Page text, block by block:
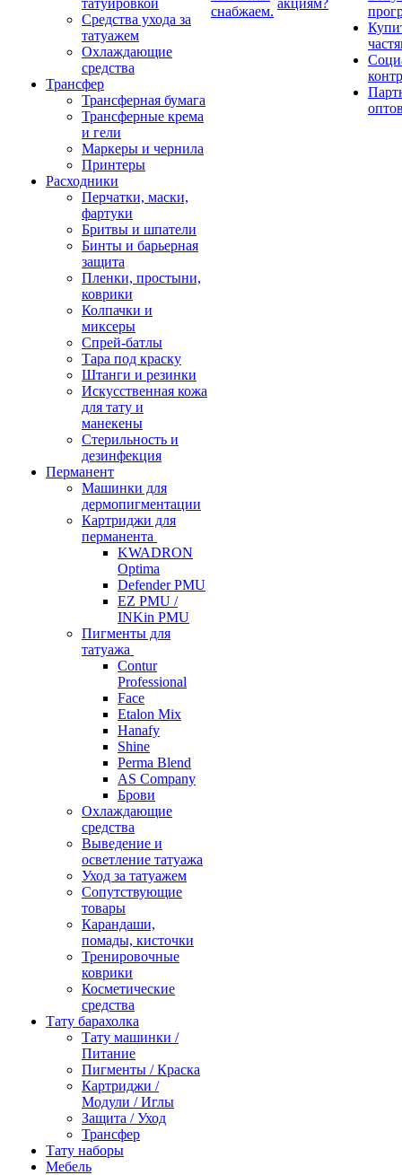
татуировкой
Средства ухода за
татуажем
Охлаждающие
средства
Трансфер
Трансферная бумага
Трансферные крема
и гели
Маркеры и чернила
Принтеры
Расходники
Перчатки, маски,
фартуки
Бритвы и шпатели
Бинты и барьерная
защита
Пленки, простыни,
коврики
Колпачки и
миксеры
Спрей-батлы
Тара под краску
Штанги и резинки
Искусственная кожа
для тату и
манекены
Стерильность и
дезинфекция
Перманент
Машинки для
дермопигментации
Картриджи для
перманента
KWADRON
Optima
Defender PMU
EZ PMU /
INKin PMU
Пигменты для
татуажа
Contur
Professional
Face
Etalon Mix
Hanafy
Shine
Perma Blend
AS Company
Брови
Охлаждающие
средства
Выведение и
осветление татуажа
Уход за татуажем
Сопутствующие
товары
Карандаши,
помады, кисточки
Тренировочные
коврики
Косметические
средства
Тату барахолка
Тату машинки /
Питание
Пигменты / Краска
Картриджи /
Модули / Иглы
Защита / Уход
Трансфер
Тату наборы
Мебель
снабжаем.
акциям?